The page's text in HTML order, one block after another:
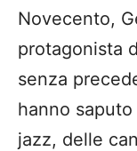
Novecento,
protagonista
senza
hanno
jazz, delle